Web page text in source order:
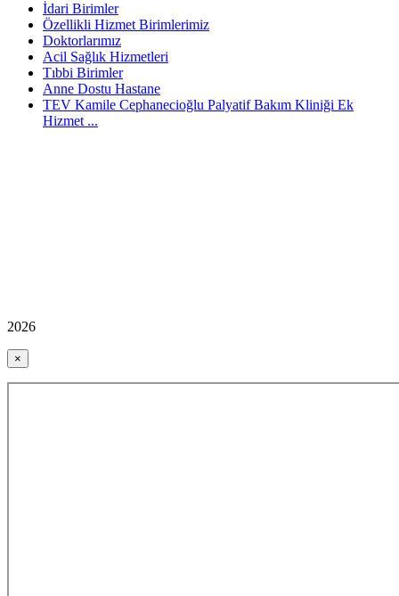
İdari Birimler
Özellikli Hizmet Birimlerimiz
Doktorlarımız
Acil Sağlık Hizmetleri
Tıbbi Birimler
Anne Dostu Hastane
TEV Kamile Cephanecioğlu Palyatif Bakım Kliniği Ek
Hizmet ...
2026
×